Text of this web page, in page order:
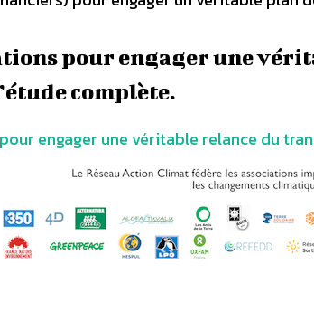
pour engager une
complète.
engager une véritable relance du